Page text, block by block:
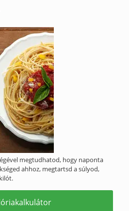
megtudhatod, hogy naponta
ahhoz, megtartsd a súlyod,